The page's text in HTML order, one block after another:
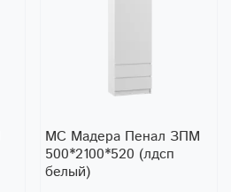
МС Мадера Пенал ЗПМ
500*2100*520 (лдсп
белый)